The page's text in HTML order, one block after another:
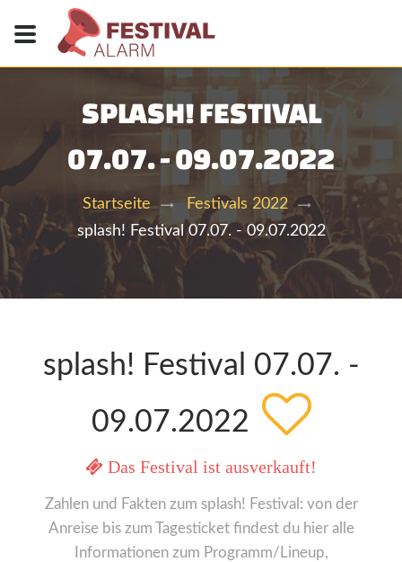
SPLASH! FESTIVAL
07.07. - 09.07.2022
Startseite
Festivals 2022
splash! Festival 07.07. - 09.07.2022
splash! Festival 07.07. -
09.07.2022
Das Festival ist ausverkauft!
Zahlen und Fakten zum splash! Festival: von der
Anreise bis zum Tagesticket findest du hier alle
Informationen zum Programm/Lineup,